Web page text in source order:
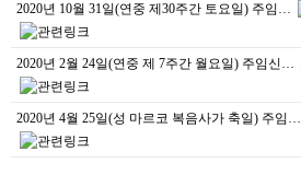
2020년 10월 31일(연중 제30주간 토요일) 주임…
2020년 2월 24일(연중 제 7주간 월요일) 주임신…
2020년 4월 25일(성 마르코 복음사가 축일) 주임…